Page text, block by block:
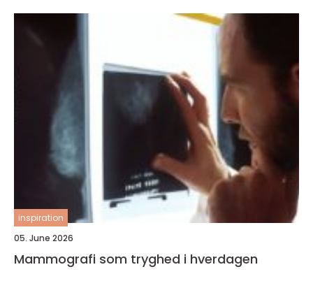
inspiration
05. June 2026
Mammografi som tryghed i hverdagen